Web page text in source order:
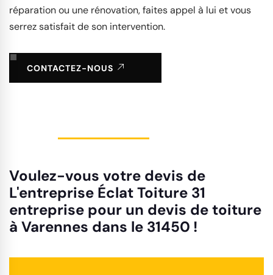
réparation ou une rénovation, faites appel à lui et vous
serrez satisfait de son intervention.
CONTACTEZ-NOUS
Voulez-vous votre devis de
L'entreprise Éclat Toiture 31
entreprise pour un devis de toiture
à Varennes dans le 31450 !